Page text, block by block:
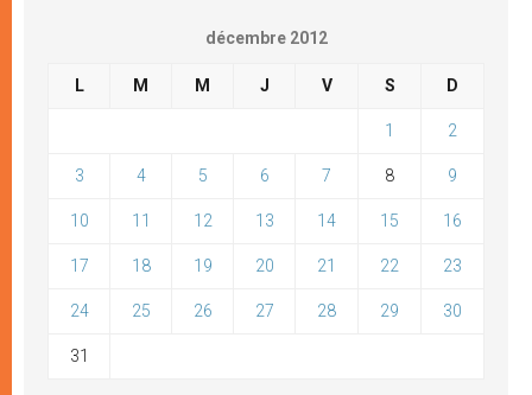
décembre 2012
L M M J V S D
1 2
3 4 5 6 7 8 9
10 11 12 13 14 15 16
17 18 19 20 21 22 23
24 25 26 27 28 29 30
31